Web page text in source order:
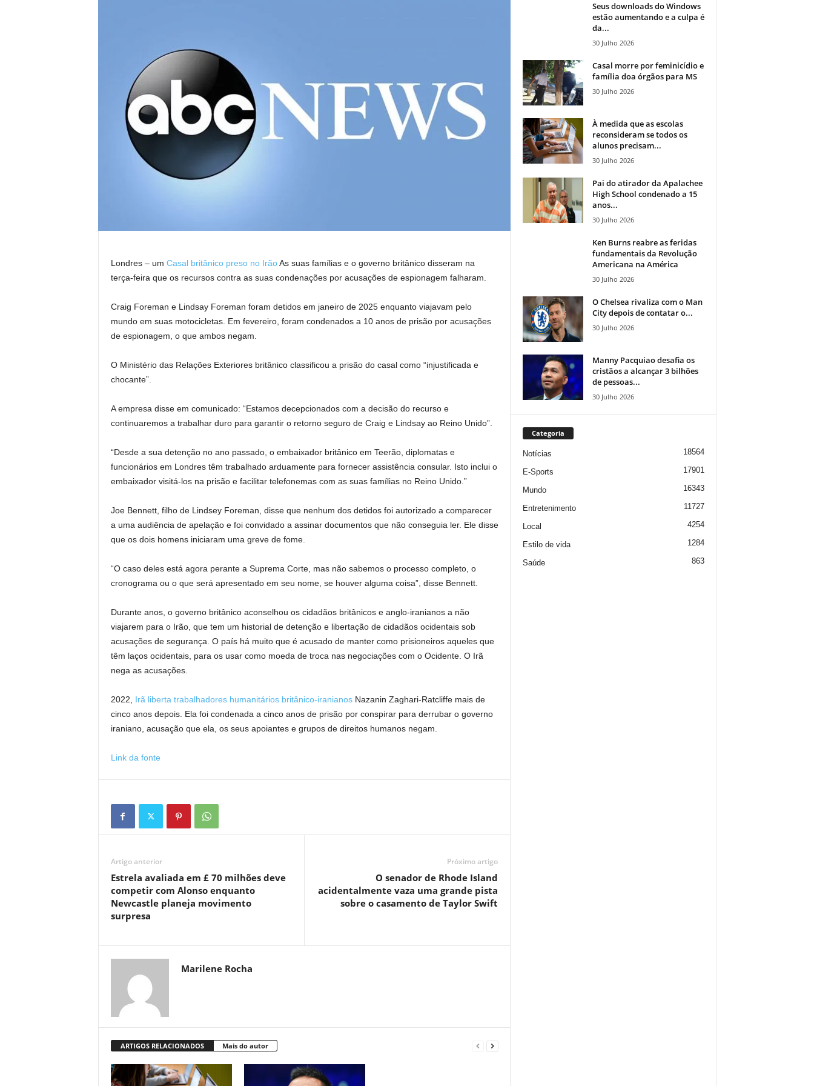
Londres – um Casal britânico preso no IrãoAs suas famílias e o governo britânico disseram na
terça-feira que os recursos contra as suas condenações por acusações de espionagem falharam.
Craig Foreman e Lindsay Foreman foram detidos em janeiro de 2025 enquanto viajavam pelo
mundo em suas motocicletas. Em fevereiro, foram condenados a 10 anos de prisão por acusações
de espionagem, o que ambos negam.
O Ministério das Relações Exteriores britânico classificou a prisão do casal como “injustificada e
chocante”.
A empresa disse em comunicado: “Estamos decepcionados com a decisão do recurso e
continuaremos a trabalhar duro para garantir o retorno seguro de Craig e Lindsay ao Reino Unido”.
“Desde a sua detenção no ano passado, o embaixador britânico em Teerão, diplomatas e
funcionários em Londres têm trabalhado arduamente para fornecer assistência consular. Isto inclui o
embaixador visitá-los na prisão e facilitar telefonemas com as suas famílias no Reino Unido.”
Joe Bennett, filho de Lindsey Foreman, disse que nenhum dos detidos foi autorizado a comparecer
a uma audiência de apelação e foi convidado a assinar documentos que não conseguia ler. Ele disse
que os dois homens iniciaram uma greve de fome.
“O caso deles está agora perante a Suprema Corte, mas não sabemos o processo completo, o
cronograma ou o que será apresentado em seu nome, se houver alguma coisa”, disse Bennett.
Durante anos, o governo britânico aconselhou os cidadãos britânicos e anglo-iranianos a não
viajarem para o Irão, que tem um historial de detenção e libertação de cidadãos ocidentais sob
acusações de segurança. O país há muito que é acusado de manter como prisioneiros aqueles que
têm laços ocidentais, para os usar como moeda de troca nas negociações com o Ocidente. O Irã
nega as acusações.
2022, Irã liberta trabalhadores humanitários britânico-iranianosNazanin Zaghari-Ratcliffe mais de
cinco anos depois. Ela foi condenada a cinco anos de prisão por conspirar para derrubar o governo
iraniano, acusação que ela, os seus apoiantes e grupos de direitos humanos negam.
Link da fonte
Artigo anterior
Estrela avaliada em £ 70 milhões deve
competir com Alonso enquanto
Newcastle planeja movimento
surpresa
Próximo artigo
O senador de Rhode Island
acidentalmente vaza uma grande pista
sobre o casamento de Taylor Swift
Marilene Rocha
ARTIGOS RELACIONADOS Mais do autor
Seus downloads do Windows
estão aumentando e a culpa é
da...
30 Julho 2026
Casal morre por feminicídio e
família doa órgãos para MS
30 Julho 2026
À medida que as escolas
reconsideram se todos os
alunos precisam...
30 Julho 2026
Pai do atirador da Apalachee
High School condenado a 15
anos...
30 Julho 2026
Ken Burns reabre as feridas
fundamentais da Revolução
Americana na América
30 Julho 2026
O Chelsea rivaliza com o Man
City depois de contatar o...
30 Julho 2026
Manny Pacquiao desafia os
cristãos a alcançar 3 bilhões
de pessoas...
30 Julho 2026
Categoria
Notícias 18564
E-Sports 17901
Mundo 16343
Entretenimento 11727
Local 4254
Estilo de vida 1284
Saúde 863